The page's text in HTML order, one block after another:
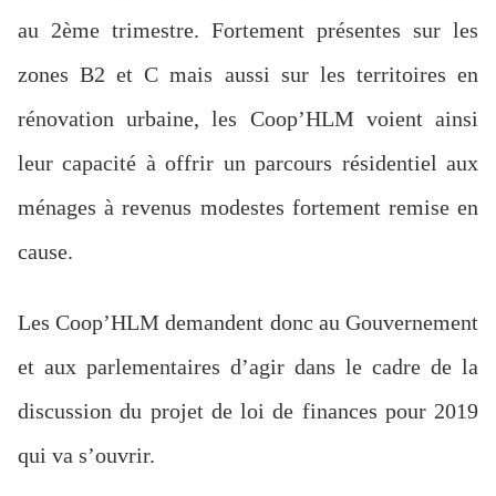
au 2ème trimestre. Fortement présentes sur les
zones B2 et C mais aussi sur les territoires en
rénovation urbaine, les Coop’HLM voient ainsi
leur capacité à offrir un parcours résidentiel aux
ménages à revenus modestes fortement remise en
cause.
Les Coop’HLM demandent donc au Gouvernement
et aux parlementaires d’agir dans le cadre de la
discussion du projet de loi de finances pour 2019
qui va s’ouvrir.